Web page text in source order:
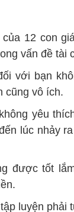
12 con
vấn đề tài
với bạn
cũng vô ích.
yêu
lúc nhảy
được tốt
luyện